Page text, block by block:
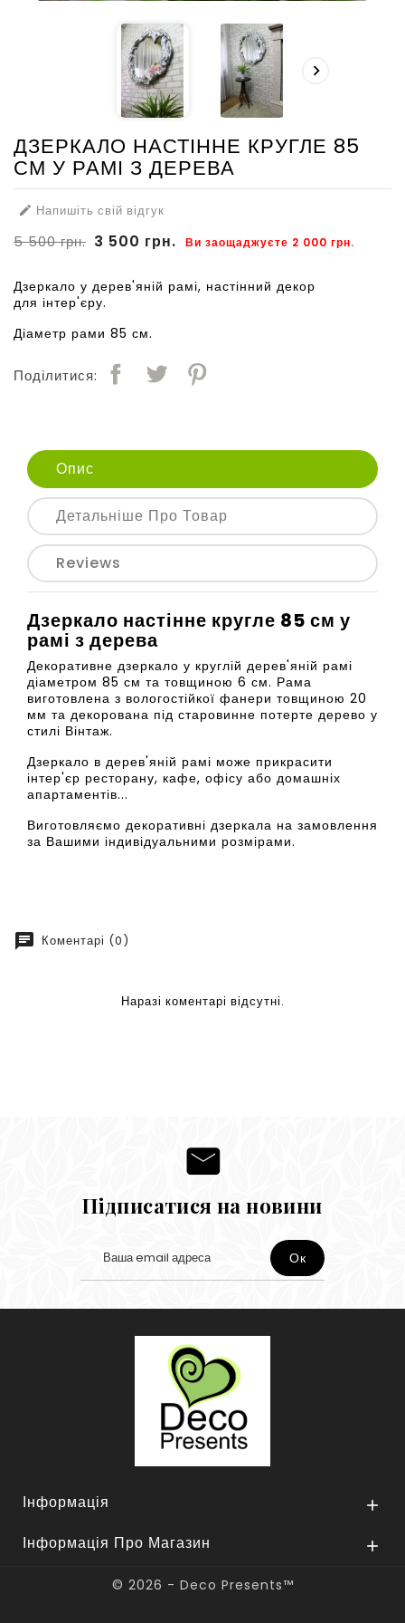

ДЗЕРКАЛО НАСТІННЕ КРУГЛЕ 85
СМ У РАМІ З ДЕРЕВА
 Напишіть свій відгук
5 500 грн. 3 500 грн. Ви заощаджуєте 2 000 грн.
Дзеркало у дерев'яній рамі, настінний декор
для інтер'єру.
Діаметр рами 85 см.
Поділитися:
Опис
Детальніше Про Товар
Reviews
Дзеркало настінне кругле 85 см у
рамі з дерева
Декоративне дзеркало у круглій дерев'яній рамі
діаметром 85 см та товщиною 6 см. Рама
виготовлена з вологостійкої фанери товщиною 20
мм та декорована під старовинне потерте дерево у
стилі Вінтаж.
Дзеркало в дерев'яній рамі може прикрасити
інтер'єр ресторану, кафе, офісу або домашніх
апартаментів...
Виготовляємо декоративні дзеркала на замовлення
за Вашими індивідуальними розмірами.
chat Коментарі (0)
Наразі коментарі відсутні.
Підписатися на новини
Інформація 
Інформація Про Магазин 
© 2026 - Deco Presents™